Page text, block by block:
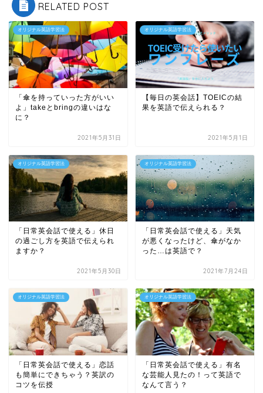
RELATED POST
オリジナル英語学習法
「傘を持っていった方がいい
よ」takeとbringの違いはな
に？
2021年5月31日
オリジナル英語学習法
【毎日の英会話】TOEICの結
果を英語で伝えられる？
2021年5月1日
オリジナル英語学習法
「日常英会話で使える」休日
の過ごし方を英語で伝えられ
ますか？
2021年5月30日
オリジナル英語学習法
「日常英会話で使える」天気
が悪くなったけど、傘がなか
った…は英語で？
2021年7月24日
オリジナル英語学習法
「日常英会話で使える」恋話
も簡単にできちゃう？英訳の
コツを伝授
オリジナル英語学習法
「日常英会話で使える」有名
な芸能人見たの！って英語で
なんて言う？